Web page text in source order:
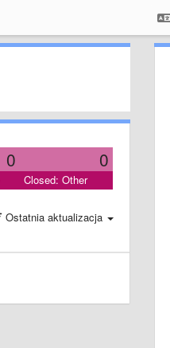
0 0
Closed: Other
Ostatnia aktualizacja